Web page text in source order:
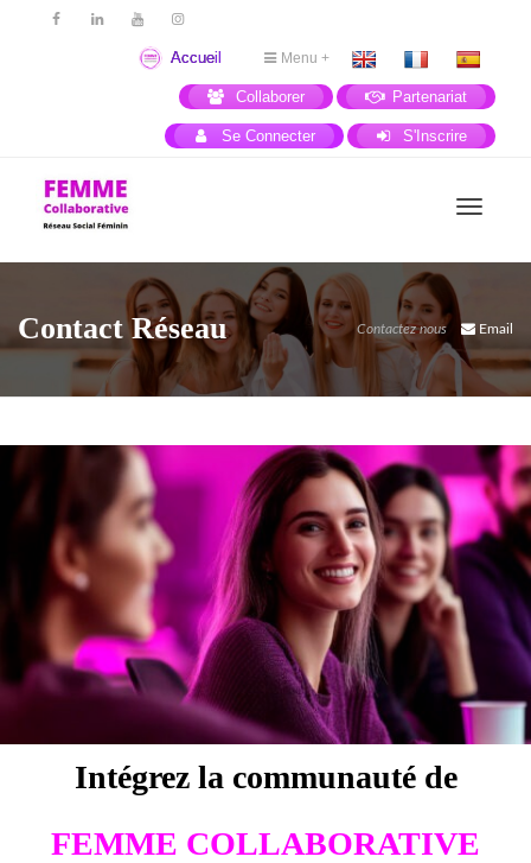
Accueil Menu +
Collaborer Partenariat
Se Connecter S'Inscrire
Contact Réseau Contactez nous Email
Intégrez la communauté de
FEMME COLLABORATIVE